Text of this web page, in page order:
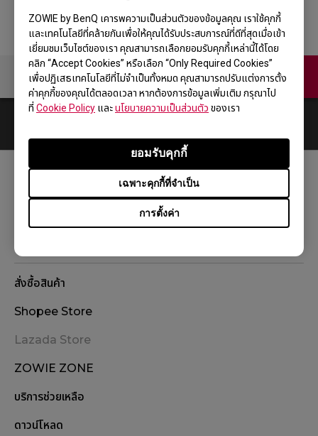
ZOWIE by BenQ เคารพความเป็นส่วนตัวของข้อมูลคุณ เราใช้คุกกี้
และเทคโนโลยีที่คล้ายกันเพื่อให้คุณได้รับประสบการณ์ที่ดีที่สุดเมื่อเข้า
เยี่ยมชมเว็บไซต์ของเรา คุณสามารถเลือกยอมรับคุกกี้เหล่านี้ได้โดย
คลิก “Accept Cookies” หรือเลือก “Only Required Cookies”
เพื่อปฏิเสธเทคโนโลยีที่ไม่จำเป็นทั้งหมด คุณสามารถปรับแต่งการตั้ง
ค่าคุกกี้ของคุณได้ตลอดเวลา หากต้องการข้อมูลเพิ่มเติม กรุณาไป
ที่ Cookie Policy และนโยบายความเป็นส่วนตัว ของเรา
การตั้งค่า
เฉพาะคุกกี้ที่จำเป็น
ยอมรับคุกกี้
ติดต่อเรา
สั่งซื้อสินค้า
Shopee Store
Lazada Store
ZOWIE ZONE
บริการช่วยเหลือ
ดาวน์โหลด